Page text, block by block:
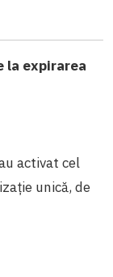
la expirarea
activat cel
unică, de